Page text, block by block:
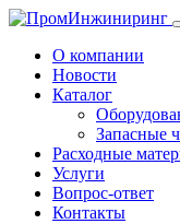
О компании
Новости
Каталог
Запасные
Расходные
Услуги
Вопрос-ответ
Контакты